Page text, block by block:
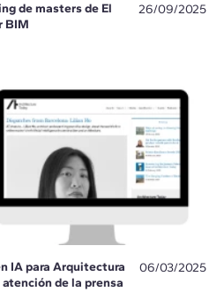
de masters de El
BIM
26/09/2025
IA para Arquitectura
de la prensa
06/03/2025